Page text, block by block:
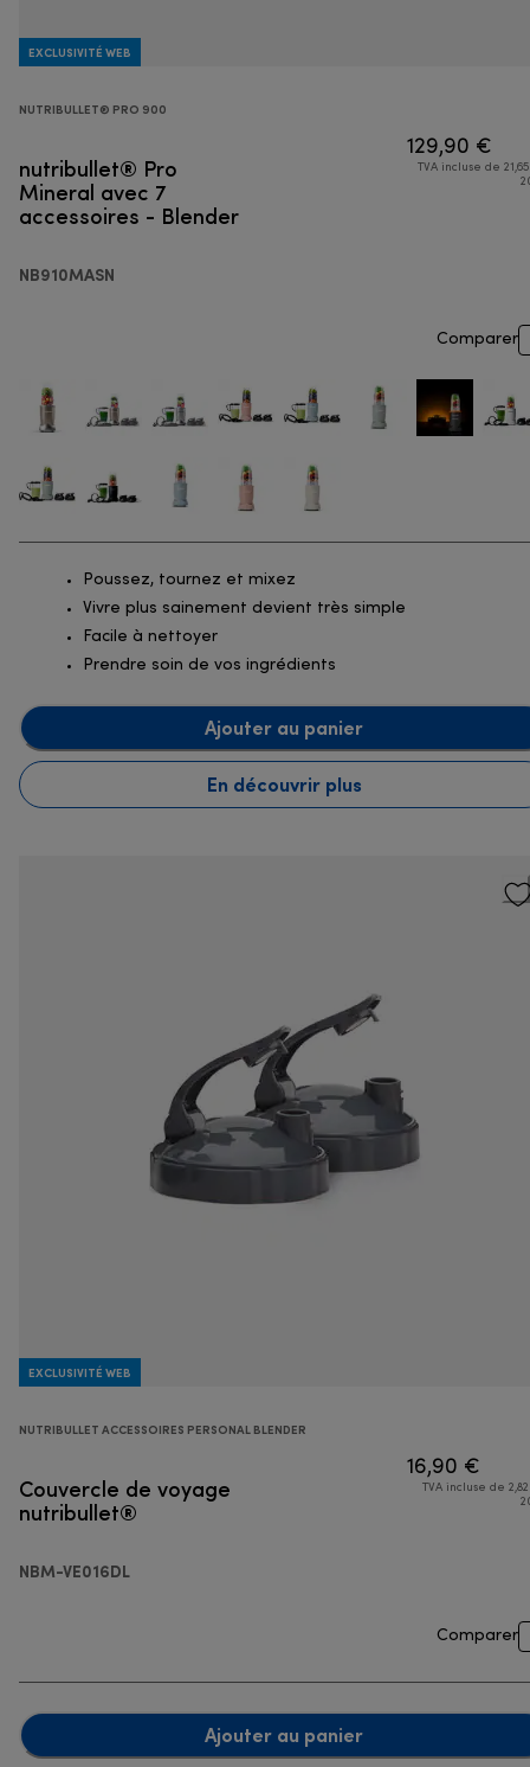
EXCLUSIVITÉ WEB
NUTRIBULLET® PRO 900
nutribullet® Pro
Mineral avec 7
accessoires - Blender
NB910MASN
129,90 €
TVA incluse de
Comparer
Poussez, tournez et mixez
Vivre plus sainement devient très simple
Facile à nettoyer
Prendre soin de vos ingrédients
Ajouter au panier
En découvrir plus
EXCLUSIVITÉ WEB
NUTRIBULLET ACCESSOIRES PERSONAL BLENDER
Couvercle de voyage
nutribullet®
NBM-VE016DL
16,90 €
TVA incluse de
Comparer
Ajouter au panier